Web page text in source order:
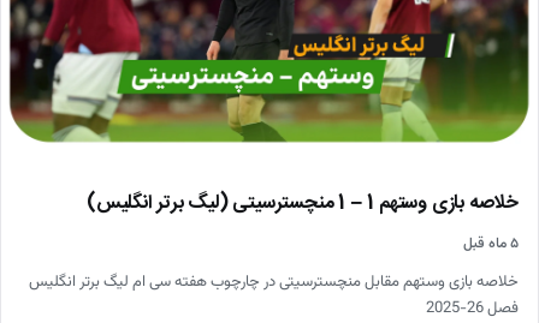
خلاصه بازی وستهم 1 – 1 منچسترسیتی (لیگ برتر انگلیس)
۵ ماه قبل
خلاصه بازی وستهم مقابل منچسترسیتی در چارچوب هفته سی ام لیگ برتر انگلیس
فصل 26-2025